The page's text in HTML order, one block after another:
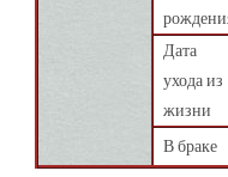
Дата
ухода из
жизни
В браке